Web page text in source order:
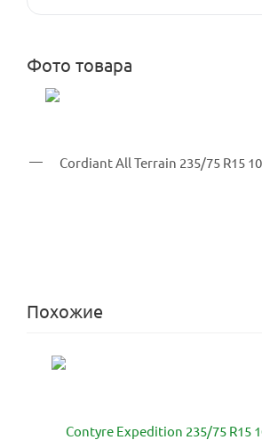
Фото товара
Похожие